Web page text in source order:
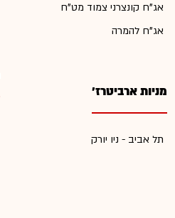
אג"ח קונצרני צמוד מט"ח
אג"ח להמרה
מניות ארביטרז'
תל אביב - ניו יורק